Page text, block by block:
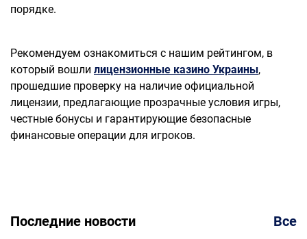
порядке.
Рекомендуем ознакомиться с нашим рейтингом, в
который вошли лицензионные казино Украины,
прошедшие проверку на наличие официальной
лицензии, предлагающие прозрачные условия игры,
честные бонусы и гарантирующие безопасные
финансовые операции для игроков.
Последние новости Все